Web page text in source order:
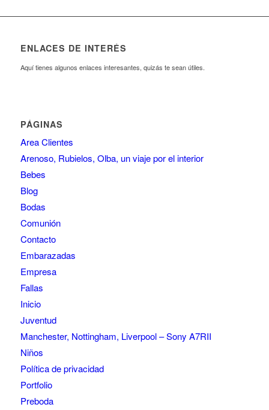
ENLACES DE INTERÉS
Aquí tienes algunos enlaces interesantes, quizás te sean útiles.
PÁGINAS
Area Clientes
Arenoso, Rubielos, Olba, un viaje por el interior
Bebes
Blog
Bodas
Comunión
Contacto
Embarazadas
Empresa
Fallas
Inicio
Juventud
Manchester, Nottingham, Liverpool – Sony A7RII
Niños
Política de privacidad
Portfolio
Preboda